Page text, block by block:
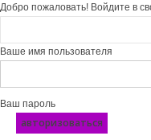
Добро пожаловать! Войдите в
Ваше имя пользователя
Ваш пароль